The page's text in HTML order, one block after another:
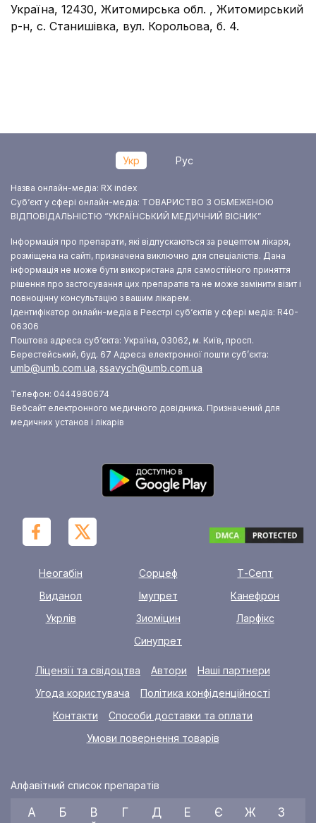
Україна, 12430, Житомирська обл. , Житомирський
р-н, с. Станишівка, вул. Корольова, б. 4.
Укр Рус
Назва онлайн-медіа: RX index
Суб‘єкт у сфері онлайн-медіа: ТОВАРИСТВО З ОБМЕЖЕНОЮ
ВІДПОВІДАЛЬНІСТЮ “УКРАЇНСЬКИЙ МЕДИЧНИЙ ВІСНИК”
Інформація про препарати, які відпускаються за рецептом лікаря,
розміщена на сайті, призначена виключно для спеціалістів. Дана
інформація не може бути використана для самостійного приняття
рішення про застосування цих препаратів та не може замінити візит і
повноцінну консультацію з вашим лікарем.
Ідентифікатор онлайн-медіа в Реєстрі суб‘єктів у сфері медіа: R40-
06306
Поштова адреса суб‘єкта: Україна, 03062, м. Київ, просп.
Берестейський, буд. 67 Адреса електронної пошти суб’єкта:
umb@umb.com.ua, ssavych@umb.com.ua
Телефон: 0444980674
Вебсайт електронного медичного довідника. Призначений для
медичних установ і лікарів
Неогабін Сорцеф
Т-Септ
Виданол
Імупрет
Канефрон
Укрлів
Зиоміцин
Ларфікс
Синупрет
Ліцензії та свідоцтва Автори
Наші партнери
Угода користувача
Політика конфіденційності
Контакти
Способи доставки та оплати
Умови повернення товарів
Алфавітний список препаратів
А Б В Г Д Е Є Ж
З